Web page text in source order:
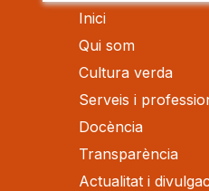
Inici
Qui som
Cultura verda
Serveis i
Docència
Transparència
Actualitat i